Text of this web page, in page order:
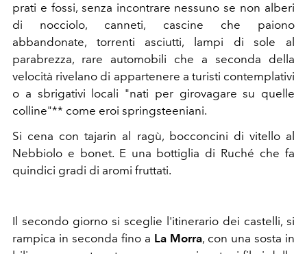
prati e fossi, senza incontrare nessuno se non alberi
di nocciolo, canneti, cascine che paiono
abbandonate, torrenti asciutti, lampi di sole al
parabrezza, rare automobili che a seconda della
velocità rivelano di appartenere a turisti contemplativi
o a sbrigativi locali "nati per girovagare su quelle
colline"** come eroi springsteeniani.
Si cena con tajarin al ragù, bocconcini di vitello al
Nebbiolo e bonet. E una bottiglia di Ruché che fa
quindici gradi di aromi fruttati.
Il secondo giorno si sceglie l'itinerario dei castelli, si
rampica in seconda fino a La Morra, con una sosta in